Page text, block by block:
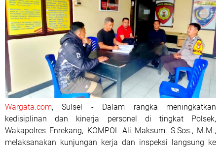
Wargata.com, Sulsel - Dalam rangka meningkatkan
kedisiplinan dan kinerja personel di tingkat Polsek,
Wakapolres Enrekang, KOMPOL Ali Maksum, S.Sos., M.M.,
melaksanakan kunjungan kerja dan inspeksi langsung ke